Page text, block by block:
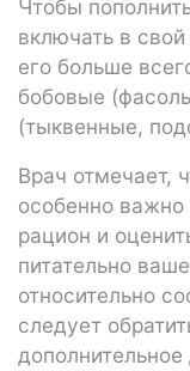
Чтобы
включать в
его больше
бобовые
(тыквенные,
Врач отмечает,
особенно важно
рацион и
питательно
относительно
следует